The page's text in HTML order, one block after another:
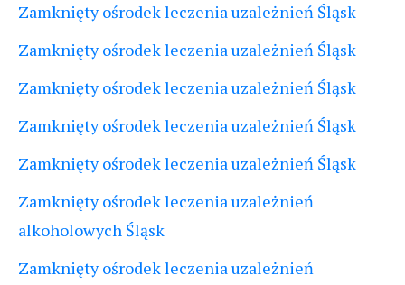
Zamknięty ośrodek leczenia uzależnień Śląsk
Zamknięty ośrodek leczenia uzależnień Śląsk
Zamknięty ośrodek leczenia uzależnień Śląsk
Zamknięty ośrodek leczenia uzależnień Śląsk
Zamknięty ośrodek leczenia uzależnień Śląsk
Zamknięty ośrodek leczenia uzależnień
alkoholowych Śląsk
Zamknięty ośrodek leczenia uzależnień